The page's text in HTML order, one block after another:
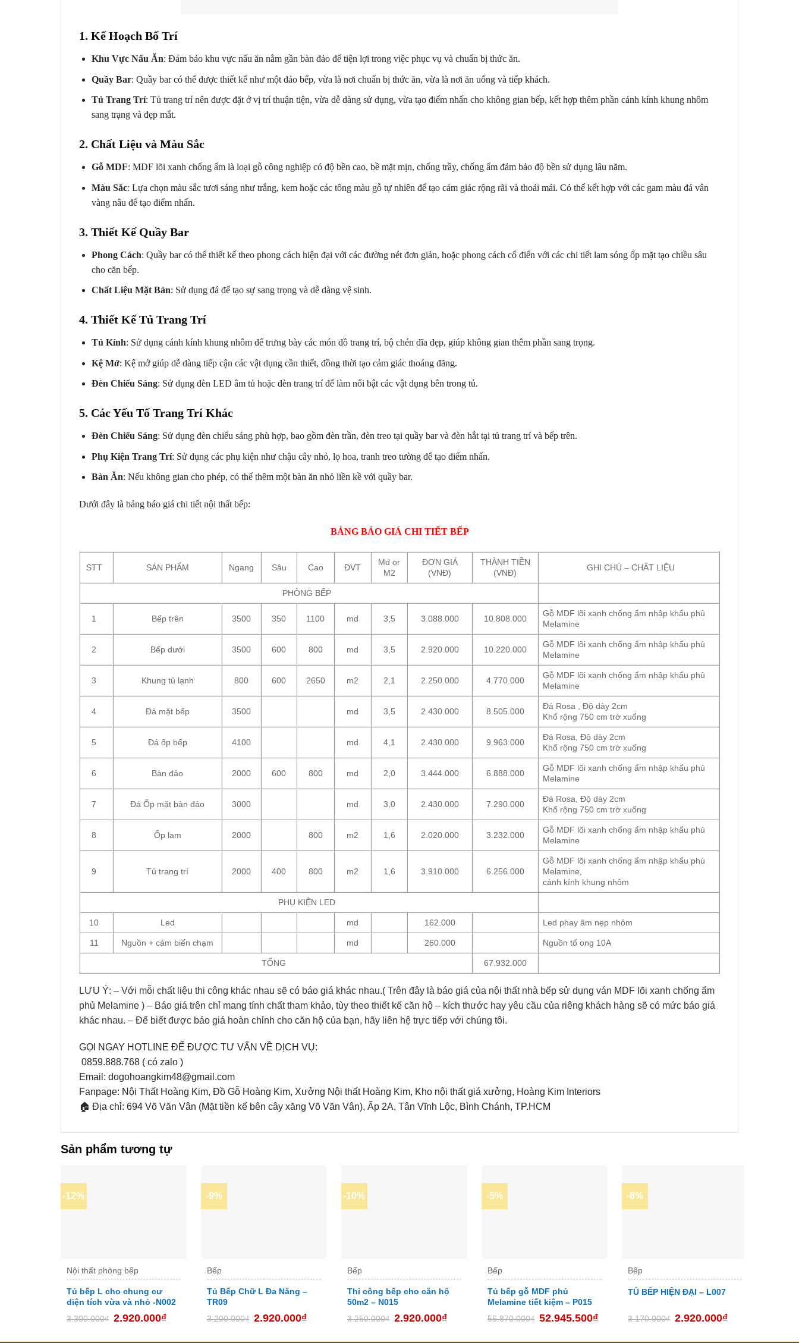
1. Kế Hoạch Bố Trí
Khu Vực Nấu Ăn: Đảm bảo khu vực nấu ăn nằm gần bàn đảo để tiện lợi trong việc phục vụ và chuẩn bị thức ăn.
Quầy Bar: Quầy bar có thể được thiết kế như một đảo bếp, vừa là nơi chuẩn bị thức ăn, vừa là nơi ăn uống và tiếp khách.
Tủ Trang Trí: Tủ trang trí nên được đặt ở vị trí thuận tiện, vừa dễ dàng sử dụng, vừa tạo điểm nhấn cho không gian bếp, kết hợp thêm phần cánh kính khung nhôm
sang trạng và đẹp mắt.
2. Chất Liệu và Màu Sắc
Gỗ MDF: MDF lõi xanh chống ẩm là loại gỗ công nghiệp có độ bền cao, bề mặt mịn, chống trầy, chống ẩm đảm bảo độ bền sử dụng lâu năm.
Màu Sắc: Lựa chọn màu sắc tươi sáng như trắng, kem hoặc các tông màu gỗ tự nhiên để tạo cảm giác rộng rãi và thoải mái. Có thể kết hợp với các gam màu đá vân
vàng nâu để tạo điểm nhấn.
3. Thiết Kế Quầy Bar
Phong Cách: Quầy bar có thể thiết kế theo phong cách hiện đại với các đường nét đơn giản, hoặc phong cách cổ điển với các chi tiết lam sóng ốp mặt tạo chiều sâu
cho căn bếp.
Chất Liệu Mặt Bàn: Sử dụng đá để tạo sự sang trọng và dễ dàng vệ sinh.
4. Thiết Kế Tủ Trang Trí
Tủ Kính: Sử dụng cánh kính khung nhôm để trưng bày các món đồ trang trí, bộ chén đĩa đẹp, giúp không gian thêm phần sang trọng.
Kệ Mở: Kệ mở giúp dễ dàng tiếp cận các vật dụng cần thiết, đồng thời tạo cảm giác thoáng đãng.
Đèn Chiếu Sáng: Sử dụng đèn LED âm tủ hoặc đèn trang trí để làm nổi bật các vật dụng bên trong tủ.
5. Các Yếu Tố Trang Trí Khác
Đèn Chiếu Sáng: Sử dụng đèn chiếu sáng phù hợp, bao gồm đèn trần, đèn treo tại quầy bar và đèn hắt tại tủ trang trí và bếp trên.
Phụ Kiện Trang Trí: Sử dụng các phụ kiện như chậu cây nhỏ, lọ hoa, tranh treo tường để tạo điểm nhấn.
Bàn Ăn: Nếu không gian cho phép, có thể thêm một bàn ăn nhỏ liền kề với quầy bar.
Dưới đây là bảng báo giá chi tiết nội thất bếp:
BẢNG BÁO GIÁ CHI TIẾT BẾP
STT SẢN PHẨM Ngang Sâu Cao ĐVT
Md or
M2
ĐƠN GIÁ
(VNĐ)
THÀNH TIỀN
(VNĐ)
GHI CHÚ – CHẤT LIỆU
PHÒNG BẾP
1 Bếp trên 3500 350 1100 md 3,5 3.088.000 10.808.000
Gỗ MDF lõi xanh chống ẩm nhập khẩu phủ
Melamine
2 Bếp dưới 3500 600 800 md 3,5 2.920.000 10.220.000
Gỗ MDF lõi xanh chống ẩm nhập khẩu phủ
Melamine
3 Khung tủ lạnh 800 600 2650 m2 2,1 2.250.000 4.770.000
Gỗ MDF lõi xanh chống ẩm nhập khẩu phủ
Melamine
4 Đá mặt bếp 3500 md 3,5 2.430.000 8.505.000
Đá Rosa , Độ dày 2cm
Khổ rộng 750 cm trở xuống
5 Đá ốp bếp 4100 md 4,1 2.430.000 9.963.000
Đá Rosa, Độ dày 2cm
Khổ rộng 750 cm trở xuống
6 Bàn đảo 2000 600 800 md 2,0 3.444.000 6.888.000
Gỗ MDF lõi xanh chống ẩm nhập khẩu phủ
Melamine
7 Đá Ốp mặt bàn đảo 3000 md 3,0 2.430.000 7.290.000
Đá Rosa, Độ dày 2cm
Khổ rộng 750 cm trở xuống
8 Ốp lam 2000 800 m2 1,6 2.020.000 3.232.000
Gỗ MDF lõi xanh chống ẩm nhập khẩu phủ
Melamine
9 Tủ trang trí 2000 400 800 m2 1,6 3.910.000 6.256.000
Gỗ MDF lõi xanh chống ẩm nhập khẩu phủ
Melamine,
cánh kính khung nhôm
PHỤ KIỆN LED
10 Led md 162.000 Led phay âm nẹp nhôm
11 Nguồn + cảm biến chạm md 260.000 Nguồn tổ ong 10A
TỔNG 67.932.000
LƯU Ý: – Với mỗi chất liệu thi công khác nhau sẽ có báo giá khác nhau.( Trên đây là báo giá của nội thất nhà bếp sử dụng ván MDF lõi xanh chống ẩm
phủ Melamine ) – Báo giá trên chỉ mang tính chất tham khảo, tùy theo thiết kế căn hộ – kích thước hay yêu cầu của riêng khách hàng sẽ có mức báo giá
khác nhau. – Để biết được báo giá hoàn chỉnh cho căn hộ của bạn, hãy liên hệ trực tiếp với chúng tôi.
GỌI NGAY HOTLINE ĐỂ ĐƯỢC TƯ VẤN VỀ DỊCH VỤ:
0859.888.768 ( có zalo )
Email: dogohoangkim48@gmail.com
Fanpage: Nội Thất Hoàng Kim, Đồ Gỗ Hoàng Kim, Xưởng Nội thất Hoàng Kim, Kho nội thất giá xưởng, Hoàng Kim Interiors
🏠 Địa chỉ: 694 Võ Văn Vân (Mặt tiền kế bên cây xăng Võ Văn Vân), Ấp 2A, Tân Vĩnh Lộc, Bình Chánh, TP.HCM
Sản phẩm tương tự
-12%
Nội thất phòng bếp
Tủ bếp L cho chung cư
diện tích vừa và nhỏ -N002
3.300.000₫ 2.920.000₫
-9%
Bếp
Tủ Bếp Chữ L Đa Năng –
TR09
3.200.000₫ 2.920.000₫
-10%
Bếp
Thi công bếp cho căn hộ
50m2 – N015
3.250.000₫ 2.920.000₫
-5%
Bếp
Tủ bếp gỗ MDF phủ
Melamine tiết kiệm – P015
55.870.000₫ 52.945.500₫
-8%
Bếp
TỦ BẾP HIỆN ĐẠI – L007
3.170.000₫ 2.920.000₫